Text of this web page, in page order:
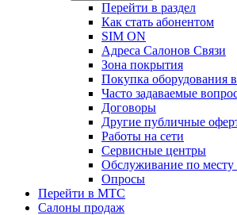
Перейти в раздел
Как стать абонентом
SIM ON
Адреса Салонов Связи
Зона покрытия
Покупка оборудования
Часто задаваемые
Договоры
Другие публичные
Работы на сети
Сервисные центры
Обслуживание по
Опросы
Перейти в МТС
Салоны продаж